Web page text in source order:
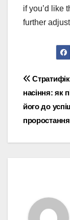
if you’d like
further
насіння: як
його до
проростання